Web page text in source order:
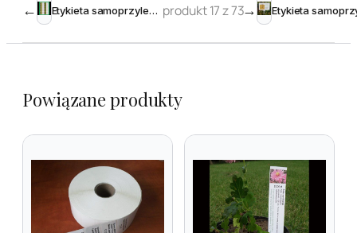
← Etykieta samoprzylepna 97,5 x 35 mm (4000 szt.) produkt 17 z 73→
Powiązane produkty